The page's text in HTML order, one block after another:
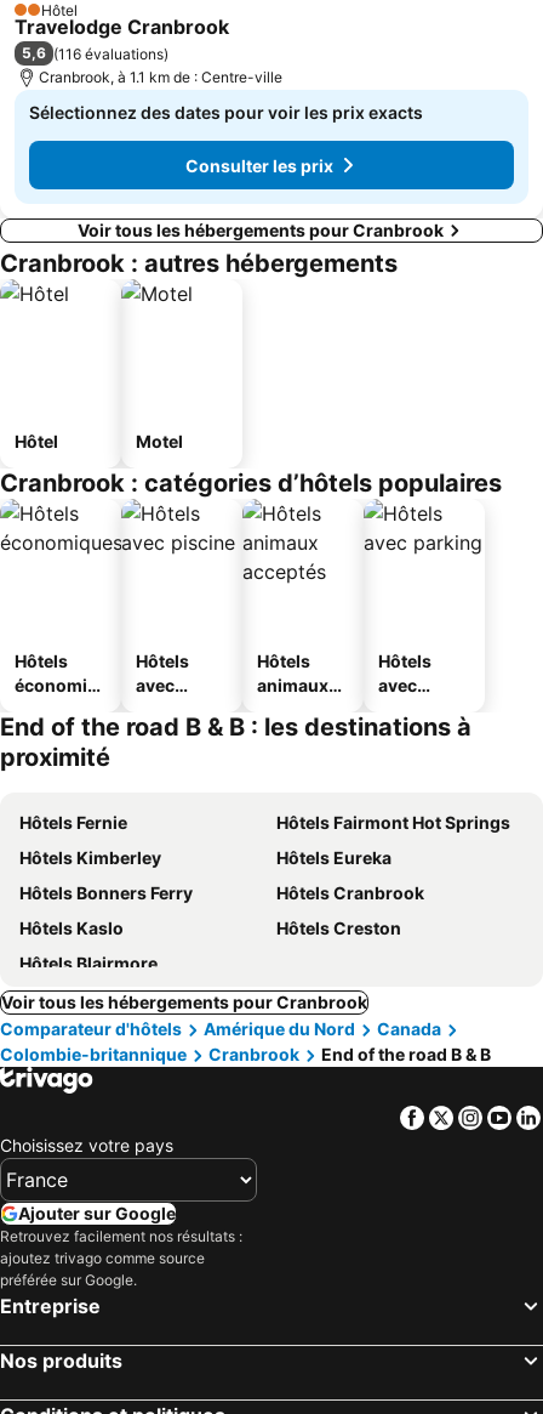
2 Étoiles
Hôtel
Travelodge Cranbrook
5,6 (116 évaluations)
Cranbrook, à 1.1 km de : Centre-ville
Sélectionnez des dates pour voir les prix exacts
Consulter les prix
Voir tous les hébergements pour Cranbrook
Cranbrook : autres hébergements
Hôtel Motel
Cranbrook : catégories d’hôtels populaires
Hôtels
économiq
Hôtels
avec
Hôtels
animaux
Hôtels
avec
End of the road B & B : les destinations à
proximité
Hôtels Fernie
Hôtels Fairmont Hot Springs
Hôtels Kimberley
Hôtels Eureka
Hôtels Bonners Ferry
Hôtels Cranbrook
Hôtels Kaslo
Hôtels Creston
Hôtels Blairmore
Voir tous les hébergements pour Cranbrook
Comparateur d'hôtels
Amérique du Nord
Canada
Colombie-britannique
Cranbrook End of the road B & B
Facebook
Twitter
Choisissez votre pays
Ajouter sur Google
Retrouvez facilement nos résultats :
ajoutez trivago comme source
préférée sur Google.
Entreprise
Nos produits